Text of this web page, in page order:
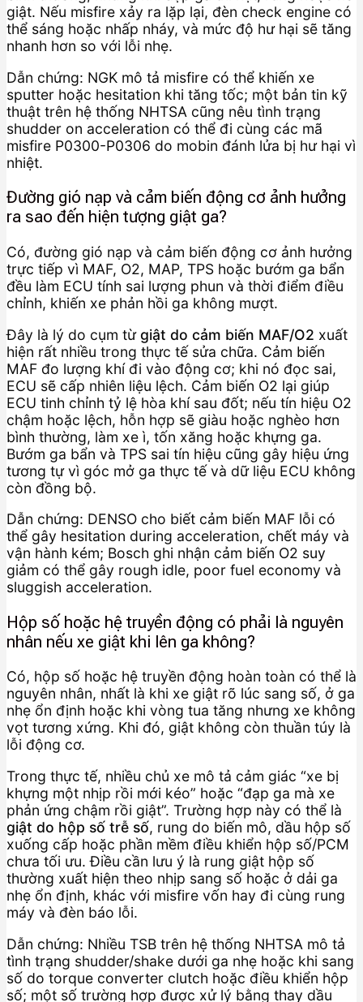
giật. Nếu misfire xảy ra lặp lại, đèn check engine có
thể sáng hoặc nhấp nháy, và mức độ hư hại sẽ tăng
nhanh hơn so với lỗi nhẹ.
Dẫn chứng: NGK mô tả misfire có thể khiến xe
sputter hoặc hesitation khi tăng tốc; một bản tin kỹ
thuật trên hệ thống NHTSA cũng nêu tình trạng
shudder on acceleration có thể đi cùng các mã
misfire P0300-P0306 do mobin đánh lửa bị hư hại vì
nhiệt.
Đường gió nạp và cảm biến động cơ ảnh hưởng
ra sao đến hiện tượng giật ga?
Có, đường gió nạp và cảm biến động cơ ảnh hưởng
trực tiếp vì MAF, O2, MAP, TPS hoặc bướm ga bẩn
đều làm ECU tính sai lượng phun và thời điểm điều
chỉnh, khiến xe phản hồi ga không mượt.
Đây là lý do cụm từgiật do cảm biến MAF/O2 xuất
hiện rất nhiều trong thực tế sửa chữa. Cảm biến
MAF đo lượng khí đi vào động cơ; khi nó đọc sai,
ECU sẽ cấp nhiên liệu lệch. Cảm biến O2 lại giúp
ECU tinh chỉnh tỷ lệ hòa khí sau đốt; nếu tín hiệu O2
chậm hoặc lệch, hỗn hợp sẽ giàu hoặc nghèo hơn
bình thường, làm xe ì, tốn xăng hoặc khựng ga.
Bướm ga bẩn và TPS sai tín hiệu cũng gây hiệu ứng
tương tự vì góc mở ga thực tế và dữ liệu ECU không
còn đồng bộ.
Dẫn chứng: DENSO cho biết cảm biến MAF lỗi có
thể gây hesitation during acceleration, chết máy và
vận hành kém; Bosch ghi nhận cảm biến O2 suy
giảm có thể gây rough idle, poor fuel economy và
sluggish acceleration.
Hộp số hoặc hệ truyền động có phải là nguyên
nhân nếu xe giật khi lên ga không?
Có, hộp số hoặc hệ truyền động hoàn toàn có thể là
nguyên nhân, nhất là khi xe giật rõ lúc sang số, ở ga
nhẹ ổn định hoặc khi vòng tua tăng nhưng xe không
vọt tương xứng. Khi đó, giật không còn thuần túy là
lỗi động cơ.
Trong thực tế, nhiều chủ xe mô tả cảm giác “xe bị
khựng một nhịp rồi mới kéo” hoặc “đạp ga mà xe
phản ứng chậm rồi giật”. Trường hợp này có thể là
giật do hộp số trễ số, rung do biến mô, dầu hộp số
xuống cấp hoặc phần mềm điều khiển hộp số/PCM
chưa tối ưu. Điều cần lưu ý là rung giật hộp số
thường xuất hiện theo nhịp sang số hoặc ở dải ga
nhẹ ổn định, khác với misfire vốn hay đi cùng rung
máy và đèn báo lỗi.
Dẫn chứng: Nhiều TSB trên hệ thống NHTSA mô tả
tình trạng shudder/shake dưới ga nhẹ hoặc khi sang
số do torque converter clutch hoặc điều khiển hộp
số; một số trường hợp được xử lý bằng thay dầu